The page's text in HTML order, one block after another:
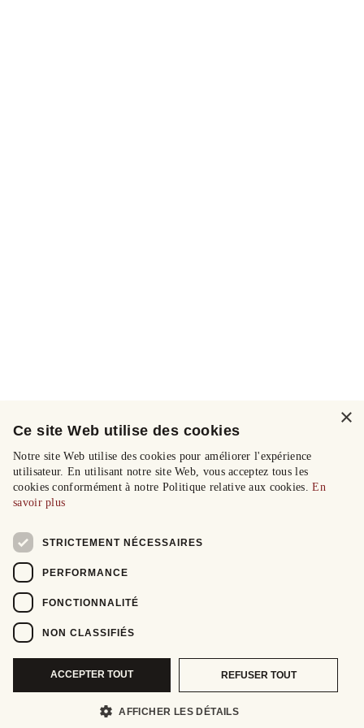
×
Ce site Web utilise des cookies
Notre site Web utilise des cookies pour améliorer l'expérience
utilisateur. En utilisant notre site Web, vous acceptez tous les
cookies conformément à notre Politique relative aux cookies.En
savoir plus
STRICTEMENT NÉCESSAIRES
PERFORMANCE
FONCTIONNALITÉ
NON CLASSIFIÉS
ACCEPTER TOUT REFUSER TOUT
AFFICHER LES DÉTAILS